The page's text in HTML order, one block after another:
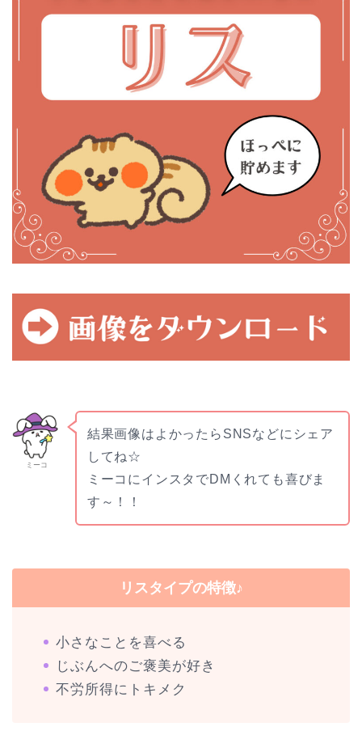
ミーコ
結果画像はよかったらSNSなどにシェア
してね☆
ミーコにインスタでDMくれても喜びま
す～！！
リスタイプの特徴♪
小さなことを喜べる
じぶんへのご褒美が好き
不労所得にトキメク